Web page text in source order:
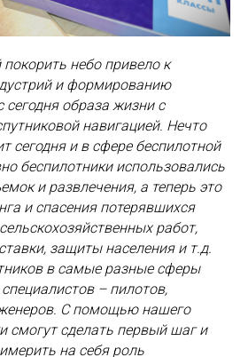
небо привело к
и формированию
образа жизни с
навигацией. Нечто
сегодня и в сфере беспилотной
беспилотники использовались
и развлечения, а теперь это
и спасения потерявшихся
работ,
защиты населения и т.д.
в самые разные сферы
– пилотов,
С помощью нашего
смогут сделать первый шаг и
на себя роль